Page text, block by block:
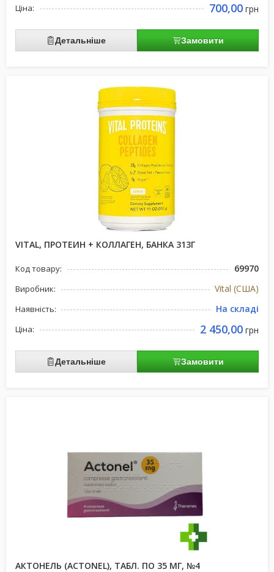
Ціна: 700,00 грн
Детальніше Замовити
VITAL, ПРОТЕИН + КОЛЛАГЕН, БАНКА 313Г
Код товару: 69970
Виробник: Vital (США)
Наявність: На складі
Ціна: 2 450,00 грн
Детальніше Замовити
АКТОНЕЛЬ (ACTONEL), ТАБЛ. ПО 35 МГ, №4